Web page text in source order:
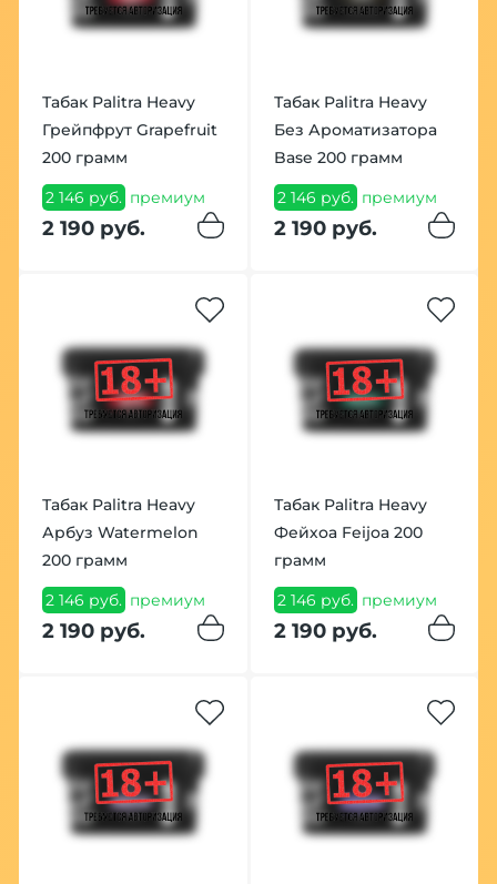
Табак Palitra Heavy
Грейпфрут Grapefruit
200 грамм
2 146 руб. премиум
2 190 руб.
Табак Palitra Heavy
Без Ароматизатора
Base 200 грамм
2 146 руб. премиум
2 190 руб.
Табак Palitra Heavy
Арбуз Watermelon
200 грамм
2 146 руб. премиум
2 190 руб.
Табак Palitra Heavy
Фейхоа Feijoa 200
грамм
2 146 руб. премиум
2 190 руб.